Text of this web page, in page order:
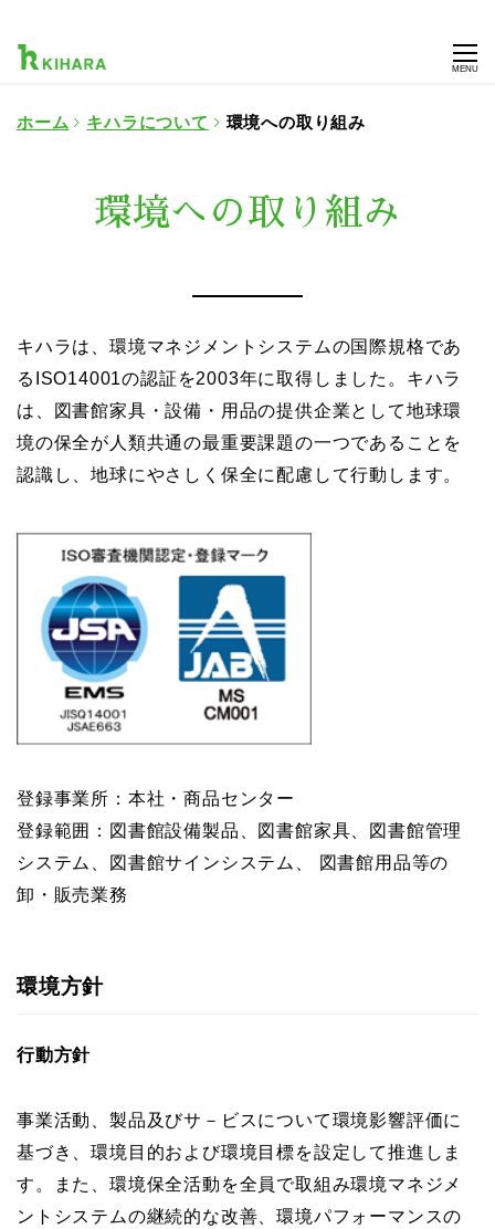
MENU
ホーム キハラについて 環境への取り組み
環境への取り組み
キハラは、環境マネジメントシステムの国際規格であ
るISO14001の認証を2003年に取得しました。キハラ
は、図書館家具・設備・用品の提供企業として地球環
境の保全が人類共通の最重要課題の一つであることを
認識し、地球にやさしく保全に配慮して行動します。
登録事業所：本社・商品センター
登録範囲：図書館設備製品、図書館家具、図書館管理
システム、図書館サインシステム、 図書館用品等の
卸・販売業務
環境方針
行動方針
事業活動、製品及びサ－ビスについて環境影響評価に
基づき、環境目的および環境目標を設定して推進しま
す。また、環境保全活動を全員で取組み環境マネジメ
ントシステムの継続的な改善、環境パフォーマンスの